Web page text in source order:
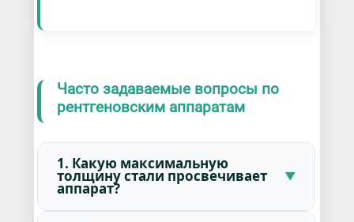
Часто задаваемые вопросы по
рентгеновским аппаратам
1. Какую максимальную
толщину стали просвечивает
аппарат?